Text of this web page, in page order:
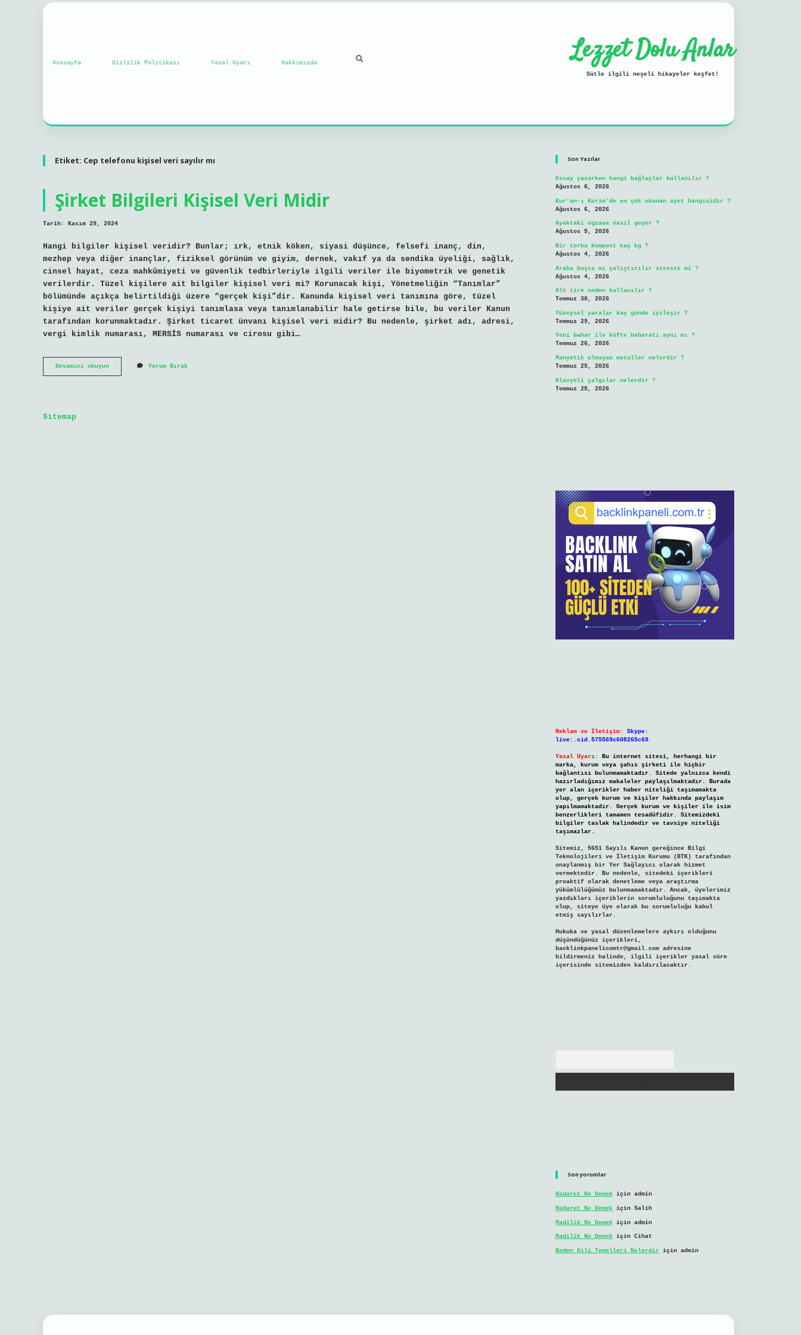
Anasayfa Gizlilik Politikası Yasal Uyarı Hakkımızda Lezzet Dolu Anlar
Sütle ilgili neşeli hikayeler keşfet!
Etiket: Cep telefonu kişisel veri sayılır mı
Şirket Bilgileri Kişisel Veri Midir
Tarih: Kasım 29, 2024
Hangi bilgiler kişisel veridir? Bunlar; ırk, etnik köken, siyasi düşünce, felsefi inanç, din,
mezhep veya diğer inançlar, fiziksel görünüm ve giyim, dernek, vakıf ya da sendika üyeliği, sağlık,
cinsel hayat, ceza mahkûmiyeti ve güvenlik tedbirleriyle ilgili veriler ile biyometrik ve genetik
verilerdir. Tüzel kişilere ait bilgiler kişisel veri mi? Korunacak kişi, Yönetmeliğin “Tanımlar”
bölümünde açıkça belirtildiği üzere “gerçek kişi”dir. Kanunda kişisel veri tanımına göre, tüzel
kişiye ait veriler gerçek kişiyi tanımlasa veya tanımlanabilir hale getirse bile, bu veriler Kanun
tarafından korunmaktadır. Şirket ticaret ünvanı kişisel veri midir? Bu nedenle, şirket adı, adresi,
vergi kimlik numarası, MERSİS numarası ve cirosu gibi…
Devamını okuyunŞirket
Bilgileri
Yorum Bırak
Sitemap
Son Yazılar
Essay yazarken hangi bağlaçlar kullanılır ?
Ağustos 6, 2026
Kur’an-ı Kerim’de en çok okunan ayet hangisidir ?
Ağustos 6, 2026
Ayaktaki egzama nasıl geçer ?
Ağustos 5, 2026
Bir torba kompost kaç kg ?
Ağustos 4, 2026
Araba boşta mı çalıştırılır viteste mi ?
Ağustos 4, 2026
Alt tire neden kullanılır ?
Temmuz 30, 2026
Yüzeysel yaralar kaç günde iyileşir ?
Temmuz 29, 2026
Yeni bahar ile köfte baharatı aynı mı ?
Temmuz 26, 2026
Manyetik olmayan metaller nelerdir ?
Temmuz 25, 2026
Klavyeli çalgılar nelerdir ?
Temmuz 25, 2026
Reklam ve İletişim:
Skype:
live:.cid.575569c608265c69
Yasal Uyarı:
Bu internet sitesi, herhangi bir
marka, kurum veya şahıs şirketi ile hiçbir
bağlantısı bulunmamaktadır. Sitede yalnızca kendi
hazırladığımız makaleler paylaşılmaktadır. Burada
yer alan içerikler haber niteliği taşımamakta
olup, gerçek kurum ve kişiler hakkında paylaşım
yapılmamaktadır. Gerçek kurum ve kişiler ile isim
benzerlikleri tamamen tesadüfidir. Sitemizdeki
bilgiler taslak halindedir ve tavsiye niteliği
taşımazlar.
Sitemiz, 5651 Sayılı Kanun gereğince Bilgi
Teknolojileri ve İletişim Kurumu (BTK) tarafından
onaylanmış bir Yer Sağlayıcı olarak hizmet
vermektedir. Bu nedenle, sitedeki içerikleri
proaktif olarak denetleme veya araştırma
yükümlülüğümüz bulunmamaktadır. Ancak, üyelerimiz
yazdıkları içeriklerin sorumluluğunu taşımakta
olup, siteye üye olarak bu sorumluluğu kabul
etmiş sayılırlar.
Hukuka ve yasal düzenlemelere aykırı olduğunu
düşündüğünüz içerikleri,
backlinkpanelicomtr@gmail.comadresine
bildirmeniz halinde, ilgili içerikler yasal süre
içerisinde sitemizden kaldırılacaktır.
Son yorumlar
Hadaret Ne Demekiçin admin
Hadaret Ne Demekiçin Salih
Madilik Ne Demekiçin admin
Madilik Ne Demekiçin Cihat
Beden Dili Temelleri Nelerdiriçin admin